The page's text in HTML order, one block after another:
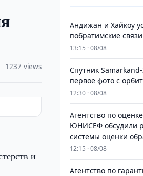
1237 views
и
Андижан и Хайкоу
побратимские связи
13:15 · 08/08
Спутник
первое фото с
12:30 · 08/08
Агентство по
ЮНИСЕФ обсудили
системы оценки
12:15 · 08/08
Агентство по